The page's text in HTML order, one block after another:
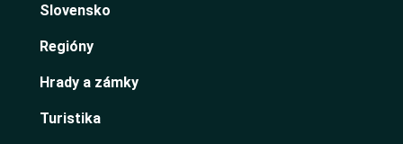
Slovensko
Regióny
Hrady a zámky
Turistika